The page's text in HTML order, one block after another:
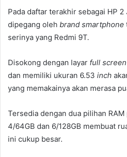
Pada daftar terakhir sebagai HP
dipegang oleh brand smartphone
serinya yang Redmi 9T.
Disokong dengan layar full screen
dan memiliki ukuran 6.53 inch
yang memakainya akan merasa
Tersedia dengan dua pilihan
4/64GB dan 6/128GB membuat
ini cukup besar.